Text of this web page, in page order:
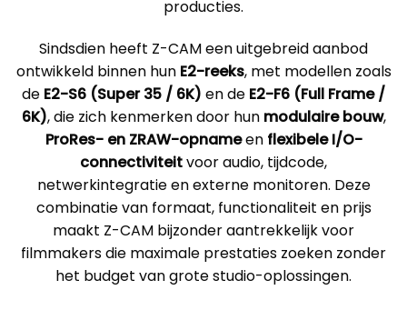
producties.
Sindsdien heeft Z-CAM een uitgebreid aanbod
ontwikkeld binnen hun E2-reeks, met modellen zoals
de E2-S6 (Super 35 / 6K) en de E2-F6 (Full Frame /
6K), die zich kenmerken door hun modulaire bouw,
ProRes- en ZRAW-opnameen flexibele I/O-
connectiviteitvoor audio, tijdcode,
netwerkintegratie en externe monitoren. Deze
combinatie van formaat, functionaliteit en prijs
maakt Z-CAM bijzonder aantrekkelijk voor
filmmakers die maximale prestaties zoeken zonder
het budget van grote studio-oplossingen.